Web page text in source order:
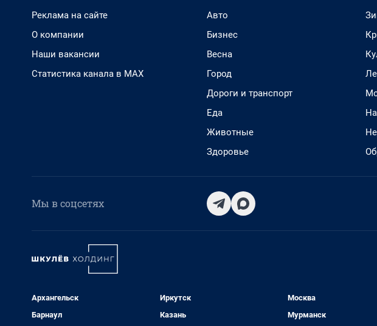
Реклама на сайте
О компании
Наши вакансии
Статистика канала в MAX
Авто
Бизнес
Весна
Город
Дороги и транспорт
Еда
Животные
Здоровье
Мы в соцсетях
Архангельск
Барнаул
Иркутск
Казань
Москва
Мурманск